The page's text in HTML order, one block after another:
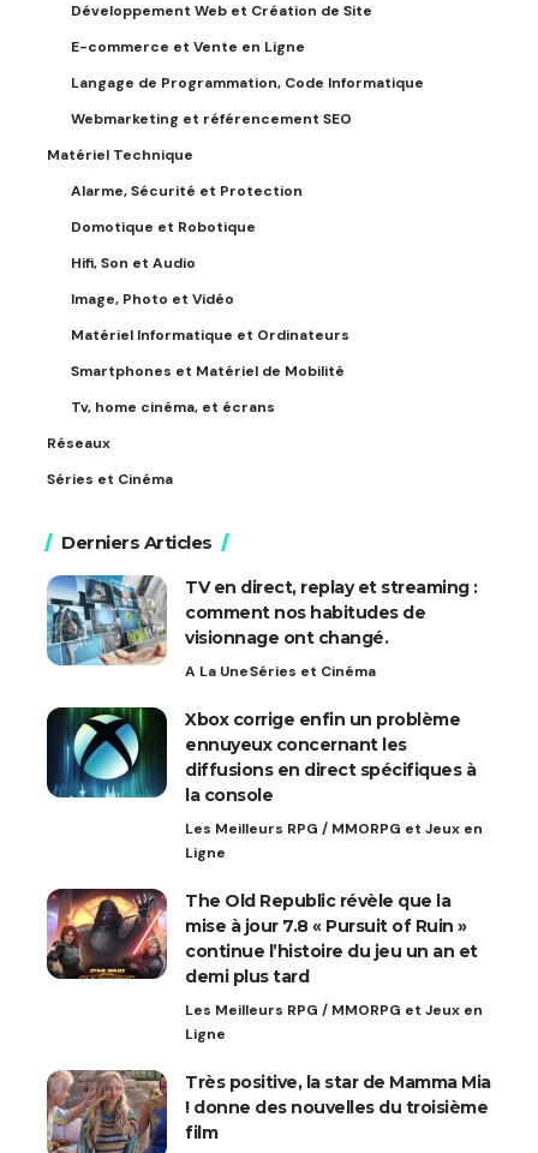
Développement Web et Création de Site
E-commerce et Vente en Ligne
Langage de Programmation, Code Informatique
Webmarketing et référencement SEO
Matériel Technique
Alarme, Sécurité et Protection
Domotique et Robotique
Hifi, Son et Audio
Image, Photo et Vidéo
Matériel Informatique et Ordinateurs
Smartphones et Matériel de Mobilité
Tv, home cinéma, et écrans
Réseaux
Séries et Cinéma
Derniers Articles
TV en direct, replay et streaming :
comment nos habitudes de
visionnage ont changé.
A La UneSéries et Cinéma
Xbox corrige enfin un problème
ennuyeux concernant les
diffusions en direct spécifiques à
la console
Les Meilleurs RPG / MMORPG et Jeux en
Ligne
The Old Republic révèle que la
mise à jour 7.8 « Pursuit of Ruin »
continue l’histoire du jeu un an et
demi plus tard
Les Meilleurs RPG / MMORPG et Jeux en
Ligne
Très positive, la star de Mamma Mia
! donne des nouvelles du troisième
film